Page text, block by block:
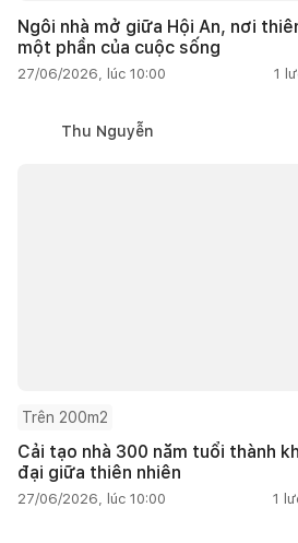
Ngôi nhà mở giữa Hội An, nơi
một phần của cuộc sống
27/06/2026, lúc 10:00 1
Thu Nguyễn
Trên 200m2
Cải tạo nhà 300 năm tuổi thành
đại giữa thiên nhiên
27/06/2026, lúc 10:00 1